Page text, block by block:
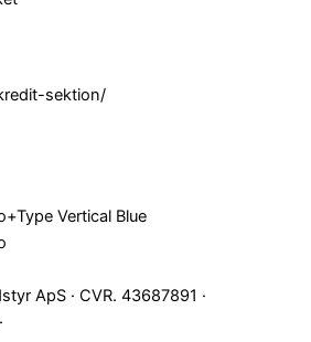
sektion/
ApS · CVR. 43687891 ·